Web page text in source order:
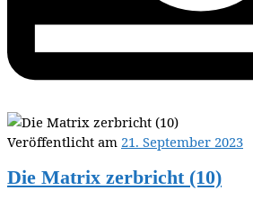
Veröffentlicht am 21. September 2023
Die Matrix zerbricht (10)